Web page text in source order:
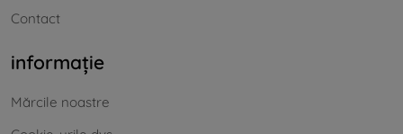
Contact
informație
Mărcile noastre